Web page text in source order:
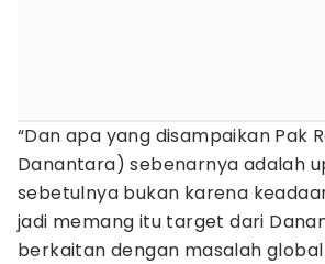
“Dan apa yang disampaikan Pak
Danantara) sebenarnya adalah
sebetulnya bukan karena
jadi memang itu target dari
berkaitan dengan masalah